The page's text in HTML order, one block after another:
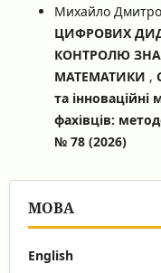
Михайло
ЦИФРОВИХ
КОНТРОЛЮ
МАТЕМАТИКИ ,
та інноваційні
фахівців:
№ 78 (2026)
МОВА
English